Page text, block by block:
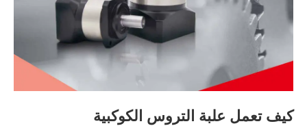
كيف تعمل علبة التروس الكوكبية